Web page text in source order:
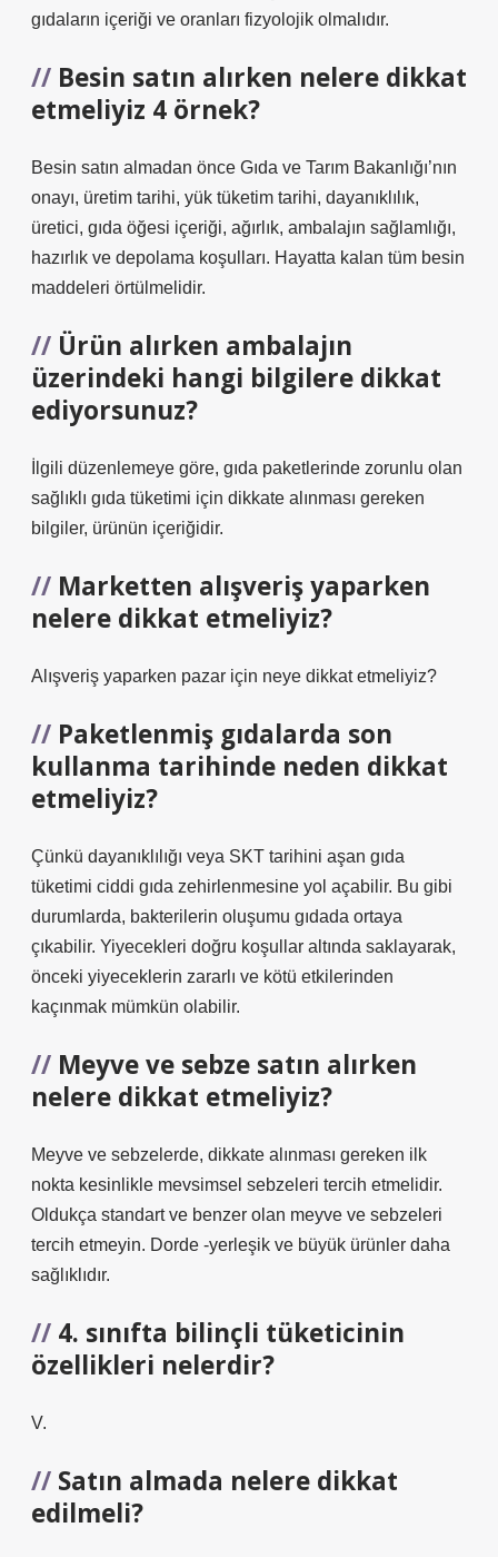
gıdaların içeriği ve oranları fizyolojik olmalıdır.
Besin satın alırken nelere dikkat
etmeliyiz 4 örnek?
Besin satın almadan önce Gıda ve Tarım Bakanlığı’nın
onayı, üretim tarihi, yük tüketim tarihi, dayanıklılık,
üretici, gıda öğesi içeriği, ağırlık, ambalajın sağlamlığı,
hazırlık ve depolama koşulları. Hayatta kalan tüm besin
maddeleri örtülmelidir.
Ürün alırken ambalajın
üzerindeki hangi bilgilere dikkat
ediyorsunuz?
İlgili düzenlemeye göre, gıda paketlerinde zorunlu olan
sağlıklı gıda tüketimi için dikkate alınması gereken
bilgiler, ürünün içeriğidir.
Marketten alışveriş yaparken
nelere dikkat etmeliyiz?
Alışveriş yaparken pazar için neye dikkat etmeliyiz?
Paketlenmiş gıdalarda son
kullanma tarihinde neden dikkat
etmeliyiz?
Çünkü dayanıklılığı veya SKT tarihini aşan gıda
tüketimi ciddi gıda zehirlenmesine yol açabilir. Bu gibi
durumlarda, bakterilerin oluşumu gıdada ortaya
çıkabilir. Yiyecekleri doğru koşullar altında saklayarak,
önceki yiyeceklerin zararlı ve kötü etkilerinden
kaçınmak mümkün olabilir.
Meyve ve sebze satın alırken
nelere dikkat etmeliyiz?
Meyve ve sebzelerde, dikkate alınması gereken ilk
nokta kesinlikle mevsimsel sebzeleri tercih etmelidir.
Oldukça standart ve benzer olan meyve ve sebzeleri
tercih etmeyin. Dorde -yerleşik ve büyük ürünler daha
sağlıklıdır.
4. sınıfta bilinçli tüketicinin
özellikleri nelerdir?
V.
Satın almada nelere dikkat
edilmeli?